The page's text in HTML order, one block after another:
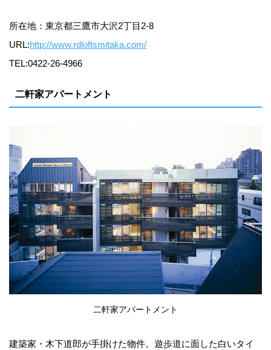
所在地：東京都三鷹市大沢2丁目2-8
URL:http://www.rdloftsmitaka.com/
TEL:0422-26-4966
二軒家アパートメント
二軒家アパートメント
建築家・木下道郎が手掛けた物件。遊歩道に面した白いタイ